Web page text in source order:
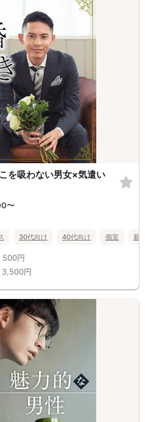
を吸わない男女×気遣い
〜
30代向け 40代向け 個室 新
500円
3,500円